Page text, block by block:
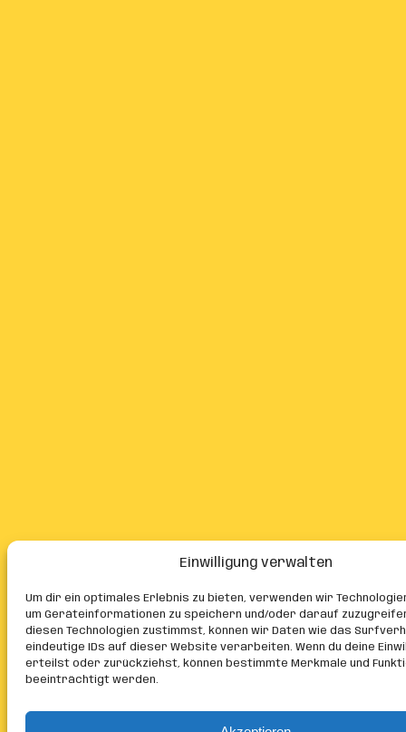
Einwilligung verwalten
Um dir ein optimales Erlebnis zu bieten, verwenden wir
um Geräteinformationen zu speichern und/oder darauf
diesen Technologien zustimmst, können wir Daten wie das
eindeutige IDs auf dieser Website verarbeiten. Wenn du deine
erteilst oder zurückziehst, können bestimmte Merkmale und
beeinträchtigt werden.